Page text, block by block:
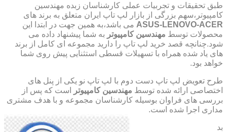
طبق تحقیقات و تجربیات عملی کارشناسان زبده مهندسین
کامپیوتر،سهم بزرگی از بازار لپ تاپ ایران متعلق به برند های
ASUS-LENOVO-ACER می باشد،به همین جهت در ابتدا این
محصولات توسط مهندسین کامپیوتر به شما پیشنهاد داده می
شود.چنانچه قصد خرید لپ تاپ را دارید مجموعه ای کامل از برند
های یاد شده همراه با تسهیلات قسطی استثنایی پیش روی شما
خواهد بود.
طرح تعویض لپ تاپ دست دوم با لپ تاپ نو یکی از پنل های
اختصاصی ارائه شده توسط مهندسین کامپیوتر
است که پس از
بررسی های فراوان بوسیله کارشناسان مجموعه و با هدف مشتری
مداری اجرا شده است.
بد